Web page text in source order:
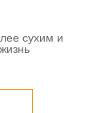
сухим и